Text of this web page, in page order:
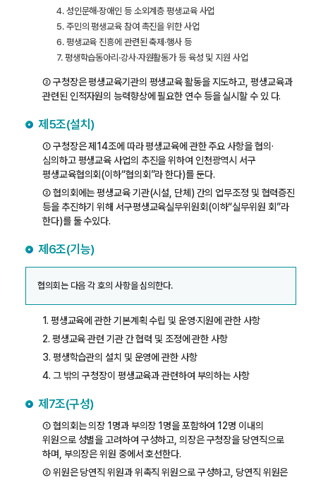
4. 성인문해·장애인 등 소외계층 평생교육 사업
5. 주민의 평생교육 참여 촉진을 위한 사업
6. 평생교육 진흥에 관련된 축제·행사 등
7. 평생학습동아리·강사·자원활동가 등 육성 및 지원 사업
② 구청장은 평생교육기관의 평생교육 활동을 지도하고, 평생교육과
관련된 인적자원의 능력향상에 필요한 연수 등을 실시할 수 있 다.
제5조(설치)
① 구청장은 제14조에 따라 평생교육에 관한 주요 사항을 협의·
심의하고 평생교육 사업의 추진을 위하여 인천광역시 서구
평생교육협의회(이하“협의회”라 한다)를 둔다.
② 협의회에는 평생교육 기관(시설, 단체) 간의 업무조정 및 협력증진
등을 추진하기 위해 서구평생교육실무위원회(이하“실무위원 회”라
한다)를 둘 수있다.
제6조(기능)
협의회는 다음 각 호의 사항을 심의한다.
1. 평생교육에 관한 기본계획 수립 및 운영·지원에 관한 사항
2. 평생교육 관련 기관 간 협력 및 조정에 관한 사항
3. 평생학습관의 설치 및 운영에 관한 사항
4. 그 밖의 구청장이 평생교육과 관련하여 부의하는 사항
제7조(구성)
① 협의회는 의장 1명과 부의장 1명을 포함하여 12명 이내의
위원으로 성별을 고려하여 구성하고, 의장은 구청장을 당연직으로
하며, 부의장은 위원 중에서 호선한다.
② 위원은 당연직 위원과 위촉직 위원으로 구성하고, 당연직 위원은